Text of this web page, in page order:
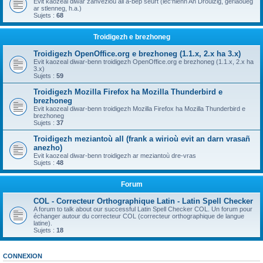
ar stlenneg, h.a.)
Sujets : 68
Troidigezh e brezhoneg
Troidigezh OpenOffice.org e brezhoneg (1.1.x, 2.x ha 3.x)
Evit kaozeal diwar-benn troidigezh OpenOffice.org e brezhoneg (1.1.x, 2.x ha
3.x)
Sujets : 59
Troidigezh Mozilla Firefox ha Mozilla Thunderbird e
brezhoneg
Evit kaozeal diwar-benn troidigezh Mozilla Firefox ha Mozilla Thunderbird e
brezhoneg
Sujets : 37
Troidigezh meziantoù all (frank a wirioù evit an darn vrasañ
anezho)
Evit kaozeal diwar-benn troidigezh ar meziantoù dre-vras
Sujets : 48
Forum
COL - Correcteur Orthographique Latin - Latin Spell Checker
A forum to talk about our successful Latin Spell Checker COL. Un forum pour
échanger autour du correcteur COL (correcteur orthographique de langue
latine).
Sujets : 18
CONNEXION